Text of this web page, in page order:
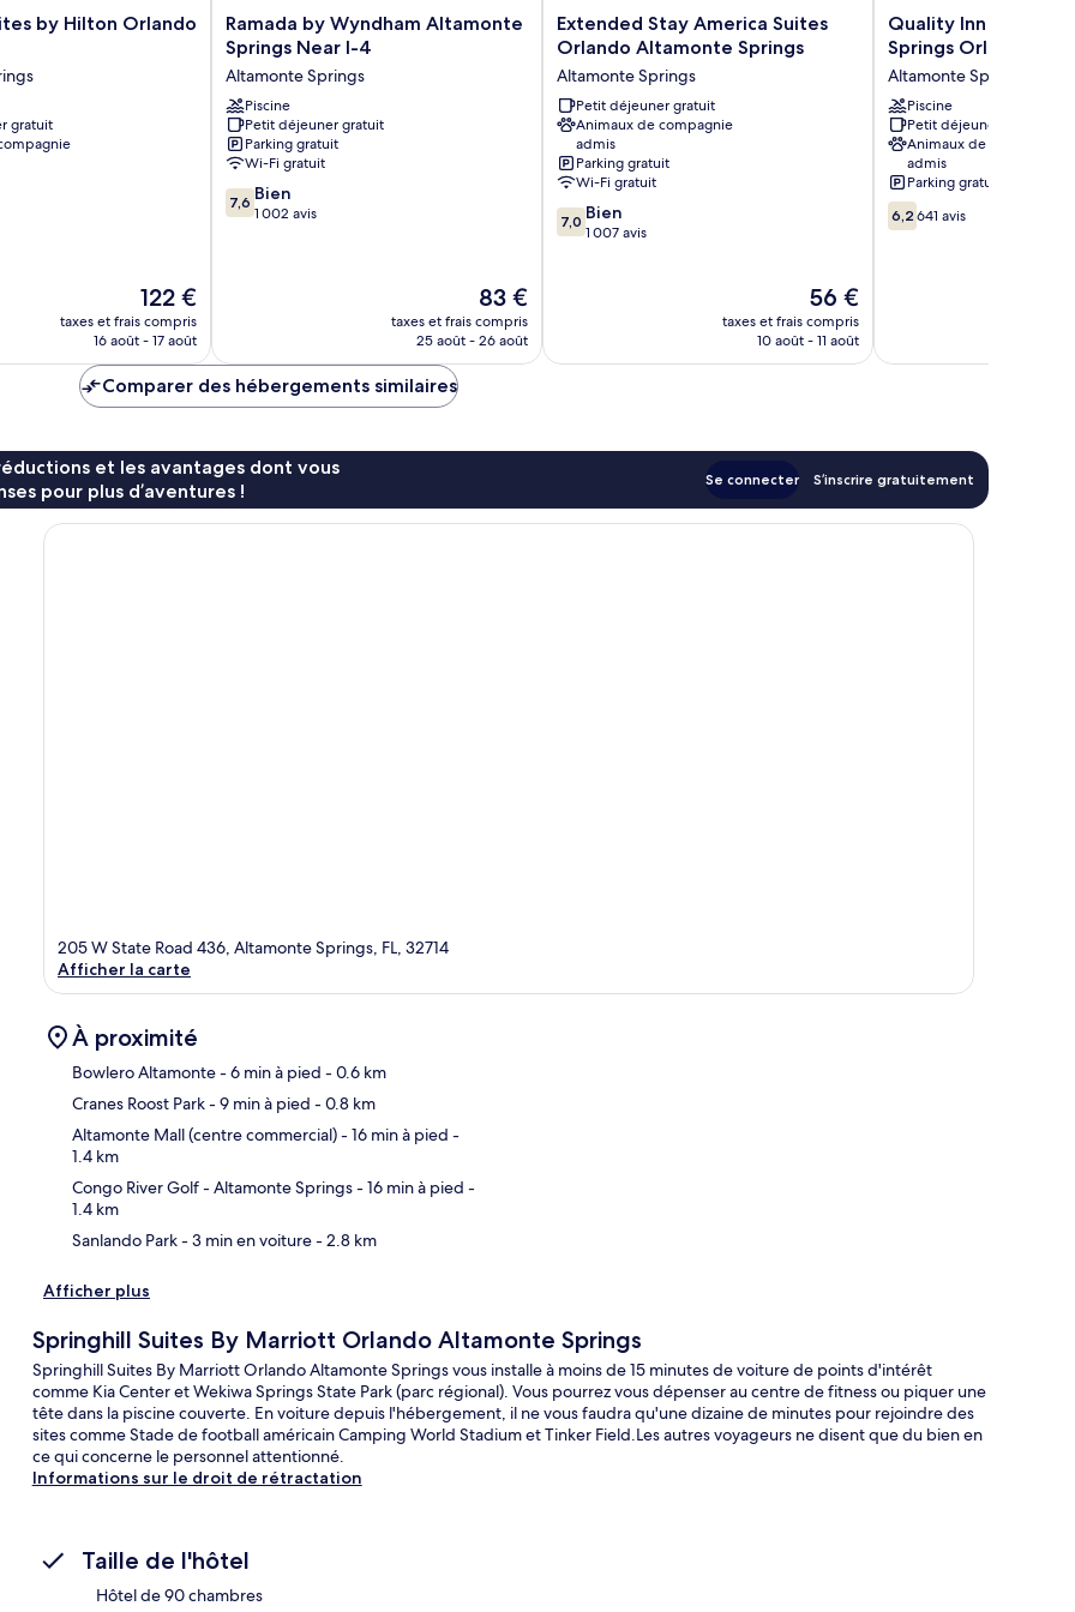
by Hilton Orlando
gratuit
Le
nouveau
prix
de
122 €
122 €
taxes et frais compris
16 août - 17 août
Ramada
by
Wyndham
Altamonte
Springs
Near
I-
4
Altamonte
Springs
Ramada by Wyndham Altamonte
Springs Near I-4
Altamonte Springs
Piscine
Petit déjeuner gratuit
Parking gratuit
Wi-Fi gratuit
7.6
sur
7,6 Bien
1 002 avis
Le
nouveau
prix
83 €
taxes et frais compris
25 août - 26 août
Extended
Stay
Suites
Orlando
Altamonte
Springs
Altamonte
Springs
Extended Stay America Suites
Orlando Altamonte Springs
Altamonte Springs
Petit déjeuner gratuit
Animaux de compagnie
admis
Parking gratuit
Wi-Fi gratuit
7.0
sur
7,0 Bien
1 007 avis
Le
nouveau
prix
56 €
taxes et frais compris
10 août - 11 août
Quality
Inn
Suites
Altamonte
Springs
Orlando-
North
Altamonte
Springs
Quality Inn &
Springs Orlando-
Altamonte Springs
Piscine
Petit déjeuner gratuit
Animaux de compagnie
admis
Parking gratuit
6.2
sur
6,2 641 avis
Comparer des hébergements similaires
et les avantages dont vous
pour plus d’aventures !
Se connecter S’inscrire gratuitement
205 W State Road 436, Altamonte Springs, FL, 32714
Afficher la carte
À proximité
Bowlero Altamonte- 6 min à pied - 0.6 km
Cranes Roost Park- 9 min à pied - 0.8 km
Altamonte Mall (centre commercial)- 16 min à pied -
1.4 km
Congo River Golf - Altamonte Springs- 16 min à pied -
1.4 km
Sanlando Park- 3 min en voiture- 2.8 km
Afficher plus
Springhill Suites By Marriott Orlando Altamonte Springs
Springhill Suites By Marriott Orlando Altamonte Springs vous installe à moins de 15 minutes de voiture de points d'intérêt
comme Kia Center et Wekiwa Springs State Park (parc régional). Vous pourrez vous dépenser au centre de fitness ou piquer une
tête dans la piscine couverte. En voiture depuis l'hébergement, il ne vous faudra qu'une dizaine de minutes pour rejoindre des
sites comme Stade de football américain Camping World Stadium et Tinker Field.Les autres voyageurs ne disent que du bien en
ce qui concerne le personnel attentionné.
Informations sur le droit de rétractation
Taille de l'hôtel
Hôtel de 90 chambres